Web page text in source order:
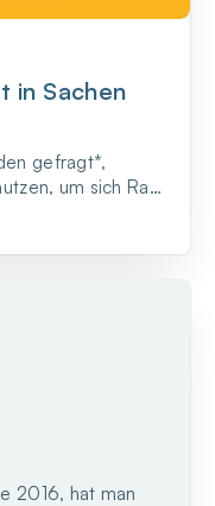
in Sachen
gefragt*,
um sich Rat
2016, hat man